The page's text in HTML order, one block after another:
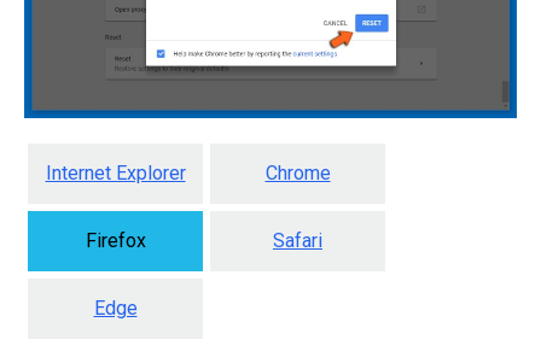
Internet Explorer Chrome
Firefox Safari
Edge